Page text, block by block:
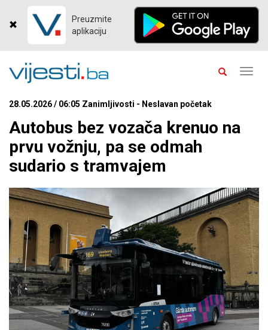
Preuzmite
aplikaciju
28.05.2026 / 06:05 Zanimljivosti - Neslavan početak
Autobus bez vozača krenuo na
prvu vožnju, pa se odmah
sudario s tramvajem